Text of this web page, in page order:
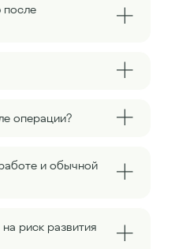
после
операции?
и обычной
риск развития